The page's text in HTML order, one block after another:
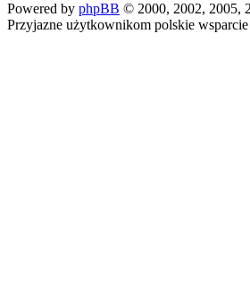
Powered by phpBB © 2000, 2002, 2005,
Przyjazne użytkownikom polskie